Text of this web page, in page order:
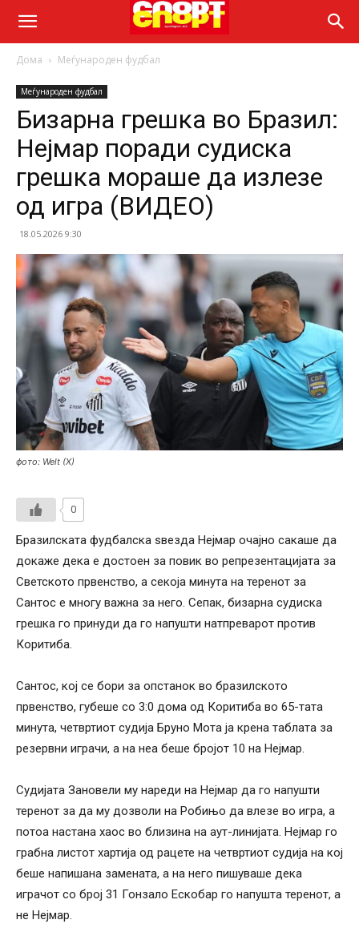
Дома Меѓународен фудбал
Меѓународен фудбал
Бизарна грешка во Бразил:
Нејмар поради судиска
грешка мораше да излезе
од игра (ВИДEO)
18.05.2026 9:30
фото: Welt (X)
0
Бразилската фудбалска ѕвезда Нејмар очајно сакаше да
докаже дека е достоен за повик во репрезентацијата за
Светското првенство, а секоја минута на теренот за
Сантос е многу важна за него. Сепак, бизарна судиска
грешка го принуди да го напушти натпреварот против
Коритиба.
Сантос, кој се бори за опстанок во бразилското
првенство, губеше со 3:0 дома од Коритиба во 65-тата
минута, четвртиот судија Бруно Мота ја крена таблата за
резервни играчи, а на неа беше бројот 10 на Нејмар.
Судијата Зановели му нареди на Нејмар да го напушти
теренот за да му дозволи на Робињо да влезе во игра, а
потоа настана хаос во близина на аут-линијата. Нејмар го
грабна листот хартија од рацете на четвртиот судија на кој
беше напишана замената, а на него пишуваше дека
играчот со број 31 Гонзало Ескобар го напушта теренот, а
не Нејмар.